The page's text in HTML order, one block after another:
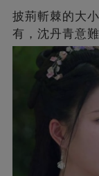
披荊斬棘的大
有，沈丹青意